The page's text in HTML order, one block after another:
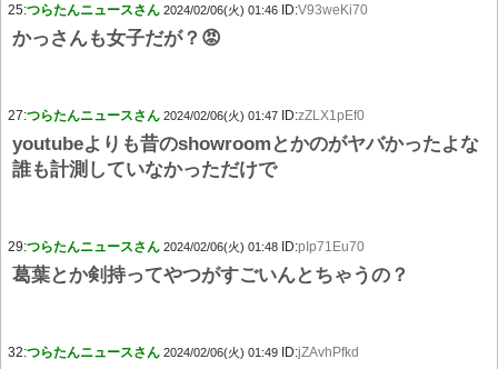
25:つらたんニュースさん 2024/02/06(火) 01:46 ID:V93weKi70
かっさんも女子だが？😡
27:つらたんニュースさん 2024/02/06(火) 01:47 ID:zZLX1pEf0
youtubeよりも昔のshowroomとかのがヤバかったよな
誰も計測していなかっただけで
29:つらたんニュースさん 2024/02/06(火) 01:48 ID:pIp71Eu70
葛葉とか剣持ってやつがすごいんとちゃうの？
32:つらたんニュースさん 2024/02/06(火) 01:49 ID:jZAvhPfkd